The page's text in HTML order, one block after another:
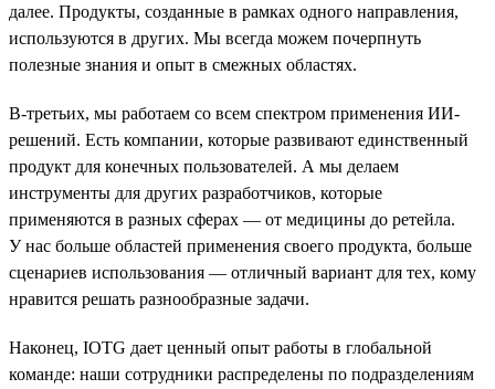
далее. Продукты, созданные в рамках одного направления,
используются в других. Мы всегда можем почерпнуть
полезные знания и опыт в смежных областях.
В-третьих, мы работаем со всем спектром применения ИИ-
решений. Есть компании, которые развивают единственный
продукт для конечных пользователей. А мы делаем
инструменты для других разработчиков, которые
применяются в разных сферах — от медицины до ретейла.
У нас больше областей применения своего продукта, больше
сценариев использования — отличный вариант для тех, кому
нравится решать разнообразные задачи.
Наконец, IOTG дает ценный опыт работы в глобальной
команде: наши сотрудники распределены по подразделениям